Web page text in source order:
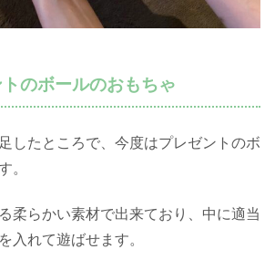
のボールのおもちゃ
したところで、今度はプレゼントのボ
。
柔らかい素材で出来ており、中に適当
入れて遊ばせます。